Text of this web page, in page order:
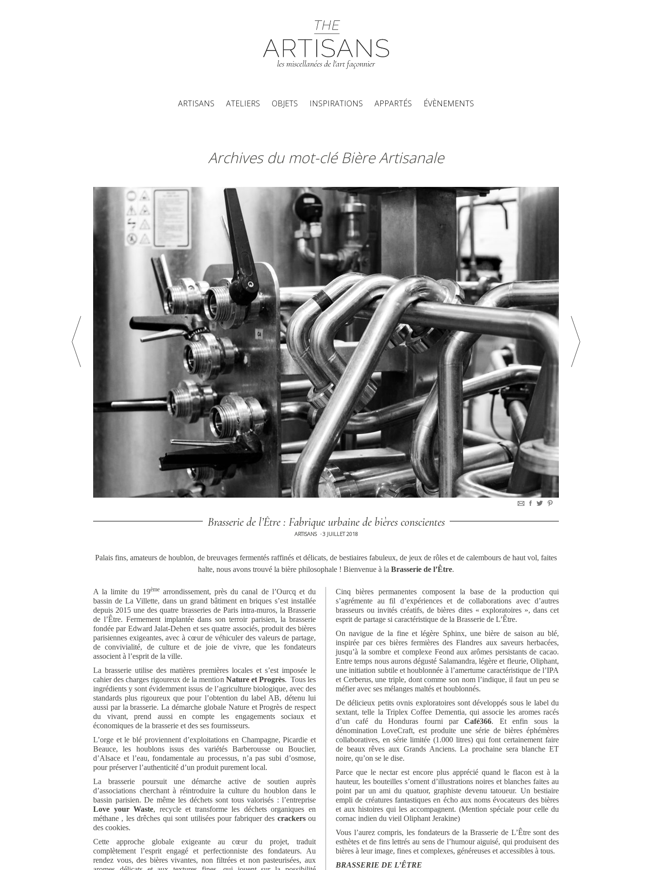
les miscellanées de l'art façonnier
Aller au contenu principal
ARTISANS ATELIERS OBJETS INSPIRATIONS APPARTÉS ÉVÈNEMENTS
Archives du mot-clé Bière Artisanale
Brasserie de l’Être : Fabrique urbaine de bières conscientes
ARTISANS •3 JUILLET 2018
Palais fins, amateurs de houblon, de breuvages fermentés raffinés et délicats, de bestiaires fabuleux, de jeux de rôles et de calembours de haut vol, faites
halte, nous avons trouvé la bière philosophale ! Bienvenue à la Brasserie de l’Être.
A la limite du 19èmearrondissement, près du canal de l’Ourcq et du
bassin de La Villette, dans un grand bâtiment en briques s’est installée
depuis 2015 une des quatre brasseries de Paris intra-muros, la Brasserie
de l’Être. Fermement implantée dans son terroir parisien, la brasserie
fondée par Edward Jalat-Dehen et ses quatre associés, produit des bières
parisiennes exigeantes, avec à cœur de véhiculer des valeurs de partage,
de convivialité, de culture et de joie de vivre, que les fondateurs
associent à l’esprit de la ville.
La brasserie utilise des matières premières locales et s’est imposée le
cahier des charges rigoureux de la mention Nature et Progrès. Tous les
ingrédients y sont évidemment issus de l’agriculture biologique, avec des
standards plus rigoureux que pour l’obtention du label AB, détenu lui
aussi par la brasserie. La démarche globale Nature et Progrès de respect
du vivant, prend aussi en compte les engagements sociaux et
économiques de la brasserie et des ses fournisseurs.
L’orge et le blé proviennent d’exploitations en Champagne, Picardie et
Beauce, les houblons issus des variétés Barberousse ou Bouclier,
d’Alsace et l’eau, fondamentale au processus, n’a pas subi d’osmose,
pour préserver l’authenticité d’un produit purement local.
La brasserie poursuit une démarche active de soutien auprès
d’associations cherchant à réintroduire la culture du houblon dans le
bassin parisien. De même les déchets sont tous valorisés : l’entreprise
Love your Waste, recycle et transforme les déchets organiques en
méthane , les drêches qui sont utilisées pour fabriquer des crackersou
des cookies.
Cette approche globale exigeante au cœur du projet, traduit
complètement l’esprit engagé et perfectionniste des fondateurs. Au
rendez vous, des bières vivantes, non filtrées et non pasteurisées, aux
Cinq bières permanentes composent la base de la production qui
s’agrémente au fil d’expériences et de collaborations avec d’autres
brasseurs ou invités créatifs, de bières dites « exploratoires », dans cet
esprit de partage si caractéristique de la Brasserie de L’Être.
On navigue de la fine et légère Sphinx, une bière de saison au blé,
inspirée par ces bières fermières des Flandres aux saveurs herbacées,
jusqu’à la sombre et complexe Feond aux arômes persistants de cacao.
Entre temps nous aurons dégusté Salamandra, légère et fleurie, Oliphant,
une initiation subtile et houblonnée à l’amertume caractéristique de l’IPA
et Cerberus, une triple, dont comme son nom l’indique, il faut un peu se
méfier avec ses mélanges maltés et houblonnés.
De délicieux petits ovnis exploratoires sont développés sous le label du
sextant, telle la Triplex Coffee Dementia, qui associe les aromes racés
d’un café du Honduras fourni parCafé366. Et enfin sous la
dénomination LoveCraft, est produite une série de bières éphémères
collaboratives, en série limitée (1.000 litres) qui font certainement faire
de beaux rêves aux Grands Anciens. La prochaine sera blanche ET
noire, qu’on se le dise.
Parce que le nectar est encore plus apprécié quand le flacon est à la
hauteur, les bouteilles s’ornent d’illustrations noires et blanches faites au
point par un ami du quatuor, graphiste devenu tatoueur. Un bestiaire
empli de créatures fantastiques en écho aux noms évocateurs des bières
et aux histoires qui les accompagnent. (Mention spéciale pour celle du
cornac indien du vieil Oliphant Jerakine)
Vous l’aurez compris, les fondateurs de la Brasserie de L’Être sont des
esthètes et de fins lettrés au sens de l’humour aiguisé, qui produisent des
bières à leur image, fines et complexes, généreuses et accessibles à tous.
BRASSERIE DE L’ÊTRE